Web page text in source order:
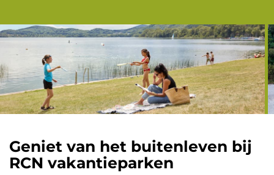
Geniet van het buitenleven bij
RCN vakantieparken